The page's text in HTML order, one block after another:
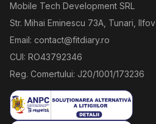
Mobile Tech Development SRL
Str. Mihai Eminescu 73A, Tunari, Ilfov
Email: contact@fitdiary.ro
CUI: RO43792346
Reg. Comertului: J20/1001/173236